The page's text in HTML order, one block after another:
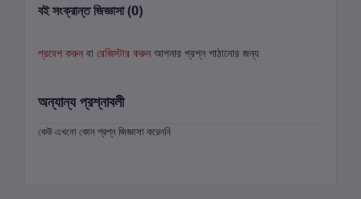
বই সংক্রান্ত জিজ্ঞাসা (0)
প্রবেশ করুন বা রেজিস্টার করুন আপনার প্রশ্ন পাঠানোর জন্য
অন্যান্য প্রশ্নাবলী
কেউ এখনো কোন প্রশ্ন জিজ্ঞাসা করেননি